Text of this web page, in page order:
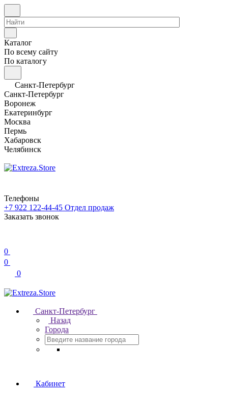
Каталог
По всему сайту
По каталогу
Санкт-Петербург
Санкт-Петербург
Воронеж
Екатеринбург
Москва
Пермь
Хабаровск
Челябинск
Телефоны
+7 922 122-44-45 Отдел продаж
Заказать звонок
0
0
0
Санкт-Петербург
Назад
Города
Кабинет